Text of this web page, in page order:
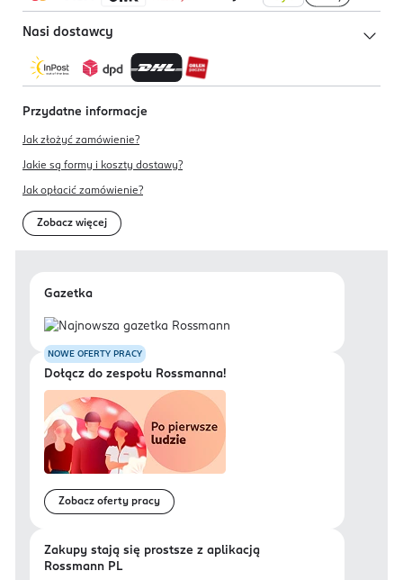
Nasi dostawcy
Przydatne informacje
Jak złożyć zamówienie?
Jakie są formy i koszty dostawy?
Jak opłacić zamówienie?
Zobacz więcej
Gazetka
NOWE OFERTY PRACY
Dołącz do zespołu Rossmanna!
Zobacz oferty pracy
Zakupy stają się prostsze z aplikacją
Rossmann PL